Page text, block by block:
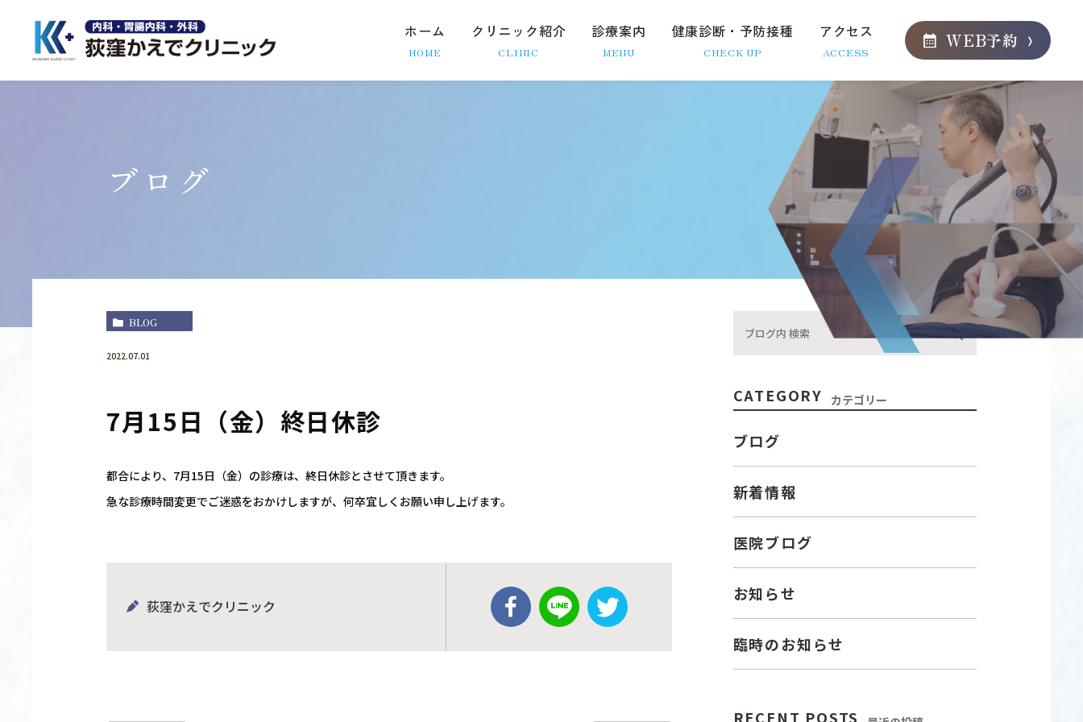
WEB予約
ホーム
HOME
クリニック紹介
CLINIC
診療案内
MENU
健康診断・予防接種
CHECK UP
アクセス
ACCESS
ブログ
BLOG
2022.07.01
7月15日（金）終日休診
都合により、7月15日（金）の診療は、 終日休診とさせて頂きます。
急な診療時間変更でご迷惑をおかけしますが、 何卒宜しくお願い申し上げます。
荻窪かえでクリニック
CATEGORY カテゴリー
ブログ
新着情報
医院ブログ
お知らせ
臨時のお知らせ
RECENT POSTS